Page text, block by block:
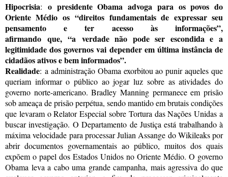
Hipocrisia: o presidente Obama advoga para os povos do
Oriente Médio os“direitos fundamentais de expressar seu
pensamento e ter acesso às informações”,
afirmando que,“a verdade não pode ser escondida e a
legitimidade dos governos vai depender em última instância de
cidadãos ativos e bem informados”.
Realidade: a administração Obama exorbitou ao punir aqueles que
queriam informar o público ao jogar luz sobre as atividades do
governo norte-americano. Bradley Manning permanece em prisão
sob ameaça de prisão perpétua, sendo mantido em brutais condições
que levaram o Relator Especial sobre Tortura das Nações Unidas a
buscar investigação. O Departamento de Justiça está trabalhando à
máxima velocidade para processar Julian Assange do Wikileaks por
abrir documentos governamentais ao público, muitos dos quais
expõem o papel dos Estados Unidos no Oriente Médio. O governo
Obama leva a cabo uma grande campanha, mais agressiva do que